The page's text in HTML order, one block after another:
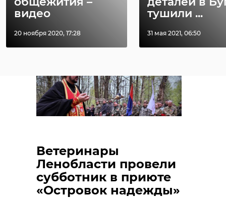
видео
20 ноября 2020, 17:28
тушили ...
31 мая 2021, 06:50
Ветеринары
Ленобласти провели
субботник в приюте
«Островок надежды»